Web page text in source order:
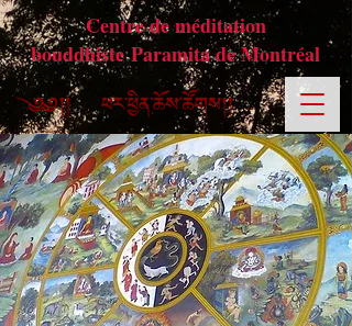
Centre de méditation
bouddhiste Paramita de Montréal